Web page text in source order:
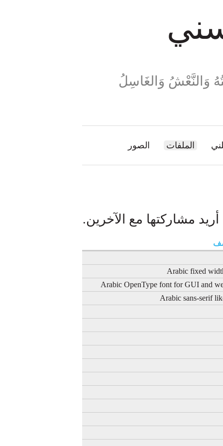
وَالنَّعْشُ وَالغَاسِلُ
الملفات الصور
مشاركتها مع الآخرين.
Arabic fixed
Arabic OpenType font for GUI and
Arabic sans-serif